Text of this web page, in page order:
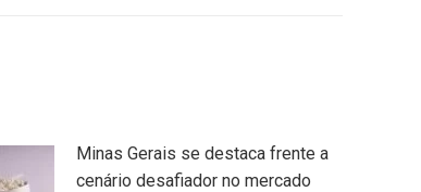
Minas Gerais se destaca frente a
cenário desafiador no mercado